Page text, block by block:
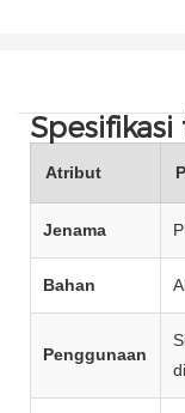
Spesifikasi
Atribut
Jenama
Bahan
Penggunaan